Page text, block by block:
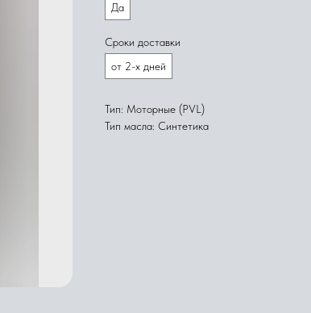
Да
Сроки доставки
от 2-х дней
Тип: Моторные (PVL)
Тип масла: Синтетика